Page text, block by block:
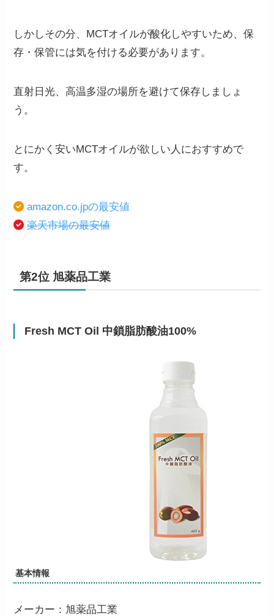
しかしその分、MCTオイルが酸化しやすいため、保
存・保管には気を付ける必要があります。
直射日光、高温多湿の場所を避けて保存しましょ
う。
とにかく安いMCTオイルが欲しい人におすすめで
す。
amazon.co.jpの最安値
楽天市場の最安値
第2位 旭薬品工業
Fresh MCT Oil 中鎖脂肪酸油100%
基本情報
メーカー：旭薬品工業